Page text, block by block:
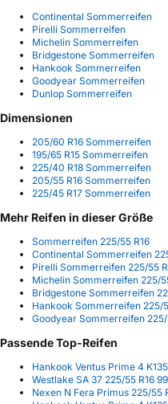
Continental Sommerreifen
Pirelli Sommerreifen
Michelin Sommerreifen
Bridgestone Sommerreifen
Hankook Sommerreifen
Goodyear Sommerreifen
Dunlop Sommerreifen
Dimensionen
205/60 R16 Sommerreifen
195/65 R15 Sommerreifen
225/40 R18 Sommerreifen
205/55 R16 Sommerreifen
225/45 R17 Sommerreifen
Mehr Reifen in dieser Größe
Sommerreifen 225/55 R16
Continental Sommerreifen
Pirelli Sommerreifen 225/55
Michelin Sommerreifen 225/
Bridgestone Sommerreifen
Hankook Sommerreifen 225/
Goodyear Sommerreifen 225/
Passende Top-Reifen
Hankook Ventus Prime 4
Westlake SA 37 225/55 R16
Nexen N Fera Primus 225/55